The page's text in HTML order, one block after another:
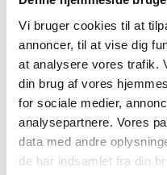
Vi bruger cookies til at
annoncer, til at vise dig
at analysere vores trafik.
din brug af vores
for sociale medier,
analysepartnere. Vores
data med andre
de har indsamlet fra din
Pris:15 DKK